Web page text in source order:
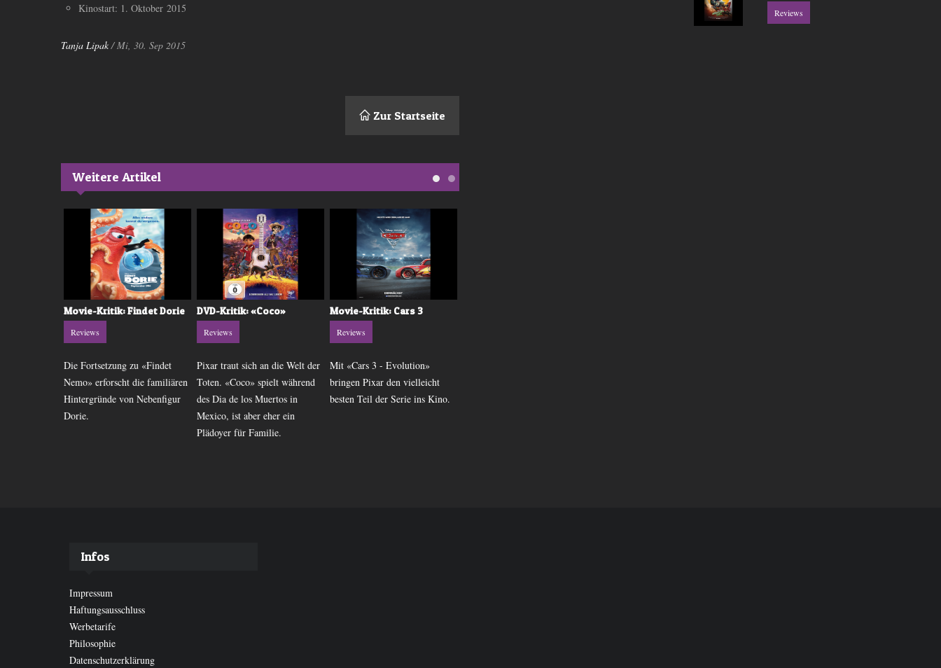
Kinostart: 1. Oktober 2015
Tanja Lipak/ Mi, 30. Sep 2015
Zur Startseite
Weitere Artikel
Movie-Kritik: Findet Dorie
Reviews
Die Fortsetzung zu «Findet
Nemo» erforscht die familiären
Hintergründe von Nebenfigur
Dorie.
DVD-Kritik: «Coco»
Reviews
Pixar traut sich an die Welt der
Toten. «Coco» spielt während
des Dia de los Muertos in
Mexico, ist aber eher ein
Plädoyer für Familie.
Movie-Kritik: Cars 3
Reviews
Mit «Cars 3 - Evolution»
bringen Pixar den vielleicht
besten Teil der Serie ins Kino.
Reviews
Infos
Impressum
Haftungsausschluss
Werbetarife
Philosophie
Datenschutzerklärung